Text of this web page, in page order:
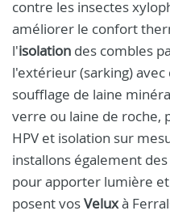
contre les insectes
améliorer le confort
l'isolation des combles
l'extérieur (sarking)
soufflage de laine
verre ou laine de roche,
HPV et isolation sur
installons également
pour apporter lumière
posent vosVeluxà